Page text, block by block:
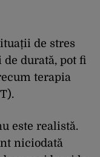
de stres
durată, pot fi
terapia
este realistă.
niciodată